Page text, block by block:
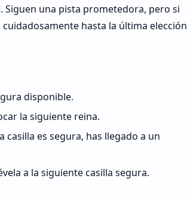
Siguen una pista prometedora, pero si
hasta la última elección
disponible.
la siguiente reina.
casilla es segura, has llegado a un
a la siguiente casilla segura.